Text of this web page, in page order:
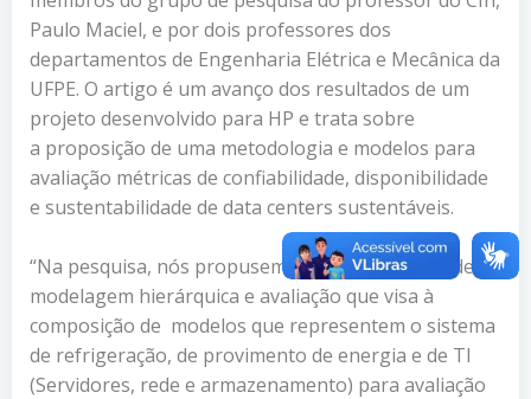
Paulo Maciel, e por dois professores dos
departamentos de Engenharia Elétrica e Mecânica da
UFPE. O artigo é um avanço dos resultados de um
projeto desenvolvido para HP e trata sobre
a proposição de uma metodologia e modelos para
avaliação métricas de confiabilidade, disponibilidade
e sustentabilidade de data centers sustentáveis.
“Na pesquisa, nós propusemos uma estratégia de
modelagem hierárquica e avaliação que visa à
composição de modelos que representem o sistema
de refrigeração, de provimento de energia e de TI
(Servidores, rede e armazenamento) para avaliação